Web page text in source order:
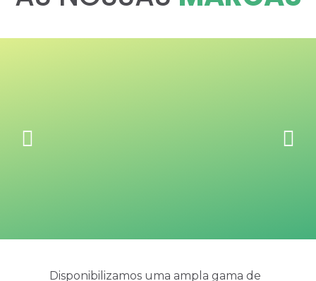
Disponibilizamos uma ampla gama de